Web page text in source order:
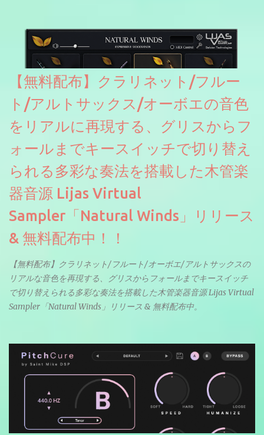
【無料配布】クラリネット/フルー
ト/アルトサックス/オーボエの音色
をリアルに再現する、グリスからフ
ォールまでキースイッチで切り替え
られる多彩な奏法を搭載した木管楽
器音源 Lijas Virtual
Sampler「Natural Winds」リリース
& 無料配布中！！
【無料配布】クラリネット/フルート/オーボエ/アルトサックスの
リアルな音色を再現する、グリスからフォールまでキースイッチ
で切り替えられる多彩な奏法を搭載した木管楽器音源 Lijas Virtual
Sampler「Natural Winds」リリース & 無料配布中。